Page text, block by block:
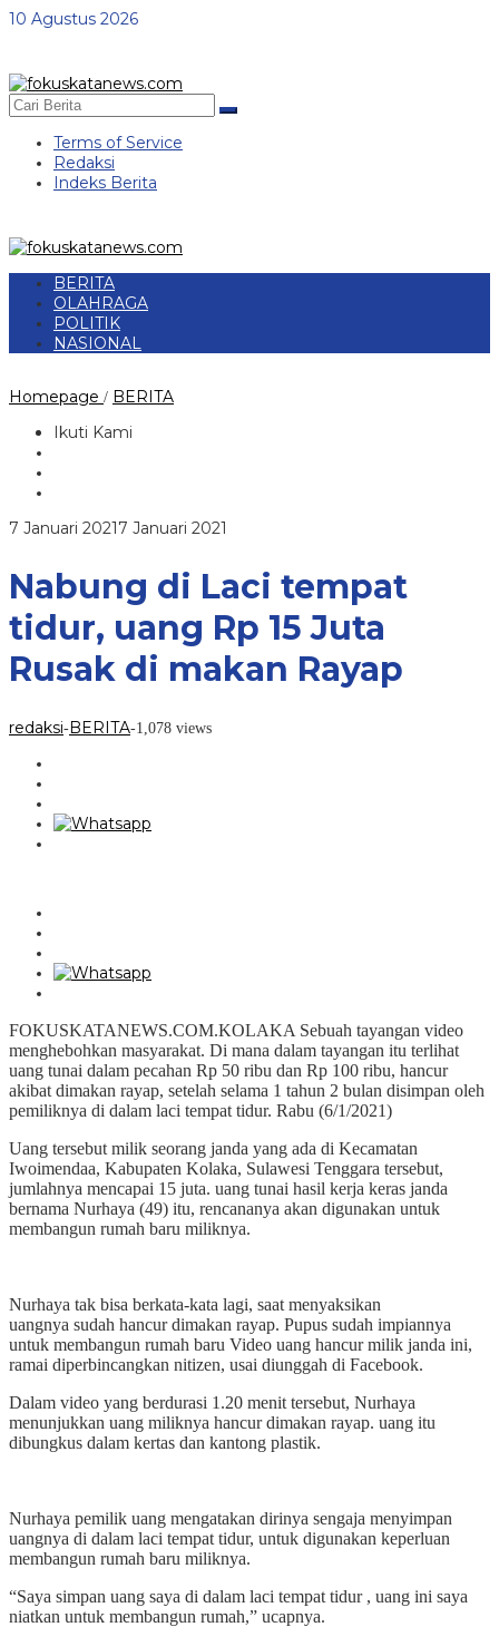
Lewati
10 Agustus 2026
Terms of Service
Redaksi
Indeks Berita
BERITA
OLAHRAGA
POLITIK
NASIONAL
Homepage / BERITA
15
Juta
di
makan
Ikuti Kami
7 Januari 20217 Januari 2021
Nabung di Laci tempat
tidur, uang Rp 15 Juta
Rusak di makan Rayap
redaksi-BERITA-1,078 views
FOKUSKATANEWS.COM.KOLAKA Sebuah tayangan video
menghebohkan masyarakat. Di mana dalam tayangan itu terlihat
uang tunai dalam pecahan Rp 50 ribu dan Rp 100 ribu, hancur
akibat dimakan rayap, setelah selama 1 tahun 2 bulan disimpan oleh
pemiliknya di dalam laci tempat tidur. Rabu (6/1/2021)
Uang tersebut milik seorang janda yang ada di Kecamatan
Iwoimendaa, Kabupaten Kolaka, Sulawesi Tenggara tersebut,
jumlahnya mencapai 15 juta. uang tunai hasil kerja keras janda
bernama Nurhaya (49) itu, rencananya akan digunakan untuk
membangun rumah baru miliknya.
Nurhaya tak bisa berkata-kata lagi, saat menyaksikan
uangnya sudah hancur dimakan rayap. Pupus sudah impiannya
untuk membangun rumah baru Video uang hancur milik janda ini,
ramai diperbincangkan nitizen, usai diunggah di Facebook.
Dalam video yang berdurasi 1.20 menit tersebut, Nurhaya
menunjukkan uang miliknya hancur dimakan rayap. uang itu
dibungkus dalam kertas dan kantong plastik.
Nurhaya pemilik uang mengatakan dirinya sengaja menyimpan
uangnya di dalam laci tempat tidur, untuk digunakan keperluan
membangun rumah baru miliknya.
“Saya simpan uang saya di dalam laci tempat tidur , uang ini saya
niatkan untuk membangun rumah,” ucapnya.